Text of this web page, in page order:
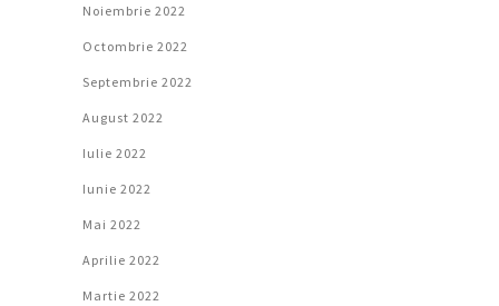
Noiembrie 2022
Octombrie 2022
Septembrie 2022
August 2022
Iulie 2022
Iunie 2022
Mai 2022
Aprilie 2022
Martie 2022